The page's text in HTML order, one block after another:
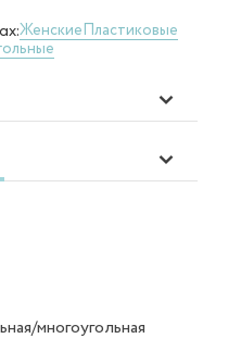
ЖенскиеПластиковые
многоугольная